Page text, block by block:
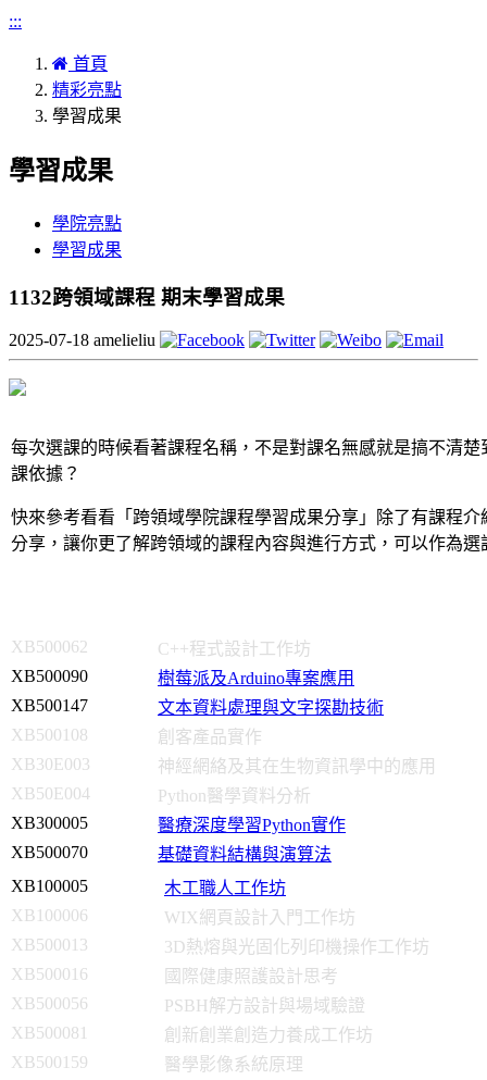
:::
首頁
精彩亮點
學習成果
學習成果
學院亮點
學習成果
1132跨領域課程 期末學習成果
2025-07-18 amelieliu
每次選課的時候看著課程名稱，不是對課名無感就是搞不清
課依據？
快來參考看看「跨領域學院課程學習成果分享」除了有課程
分享，讓你更了解跨領域的課程內容與進行方式，可以作為選
XB500062
C++程式設計工作坊
XB500090
樹莓派及Arduino專案應用
XB500147
文本資料處理與文字探勘技術
XB500108
創客產品實作
XB30E003
神經網絡及其在生物資訊學中的應用
XB50E004
Python醫學資料分析
XB300005
醫療深度學習Python實作
XB500070
基礎資料結構與演算法
XB100005
木工職人工作坊
XB100006
WIX網頁設計入門工作坊
XB500013
3D熱熔與光固化列印機操作工作坊
XB500016
國際健康照護設計思考
XB500056
PSBH解方設計與場域驗證
XB500081
創新創業創造力養成工作坊
XB500159
醫學影像系統原理